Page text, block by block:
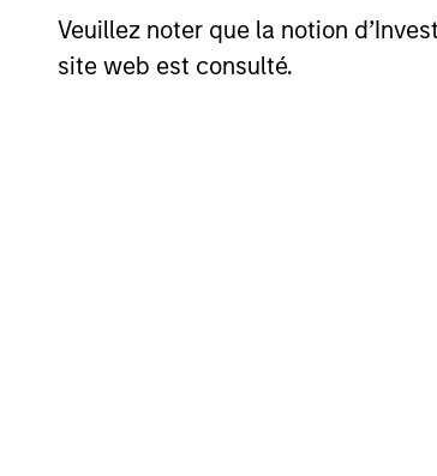
Veuillez noter que la notion
site web est consulté.
in a manner consistent with